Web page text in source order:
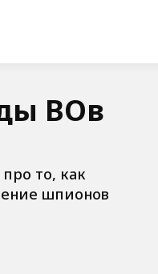
ВОв
то, как
шпионов